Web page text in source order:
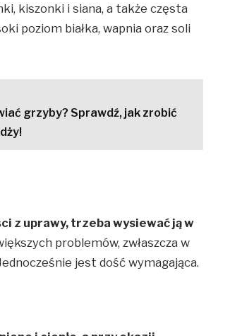
kiszonki i siana, a także częsta
poziom białka, wapnia oraz soli
grzyby? Sprawdź, jak zrobić
z uprawy, trzeba wysiewać ją w
problemów, zwłaszcza w
jest dość wymagająca.